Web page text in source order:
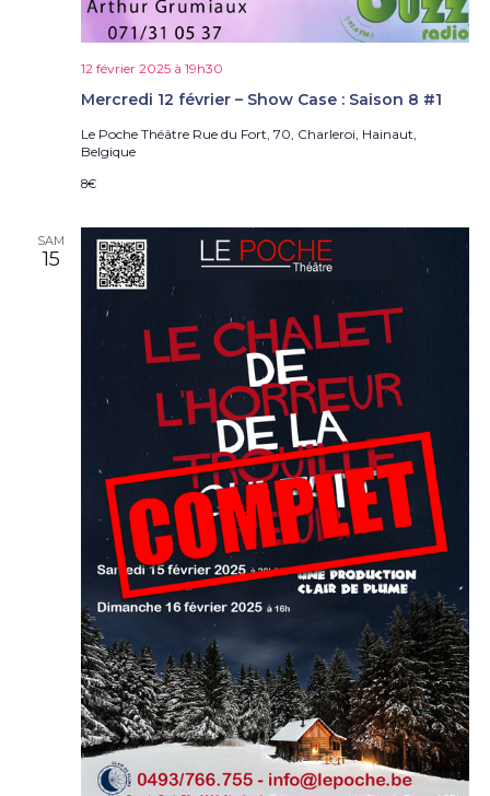
Mercredi 12 février – Show Case : Saison 8 #1
12 février 2025 à 19h30
Le Poche Théâtre Rue du Fort, 70, Charleroi, Hainaut,
Belgique
8€
SAM
15